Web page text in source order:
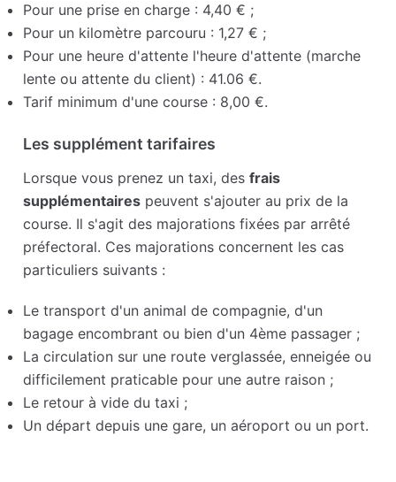
Pour une prise en charge : 4,40 € ;
Pour un kilomètre parcouru : 1,27 € ;
Pour une heure d'attente l'heure d'attente (marche
lente ou attente du client) : 41.06 €.
Tarif minimum d'une course : 8,00 €.
Les supplément tarifaires
Lorsque vous prenez un taxi, desfrais
supplémentaires peuvent s'ajouter au prix de la
course. Il s'agit des majorations fixées par arrêté
préfectoral. Ces majorations concernent les cas
particuliers suivants :
Le transport d'un animal de compagnie, d'un
bagage encombrant ou bien d'un 4ème passager ;
La circulation sur une route verglassée, enneigée ou
difficilement praticable pour une autre raison ;
Le retour à vide du taxi ;
Un départ depuis une gare, un aéroport ou un port.